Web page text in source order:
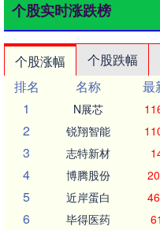
个股实时涨跌榜
个股涨幅 个股跌幅
排名
名称 最
1
N展芯
2 锐翔智能
3 志特新材
4 博腾股份
5 近岸蛋白
6 毕得医药